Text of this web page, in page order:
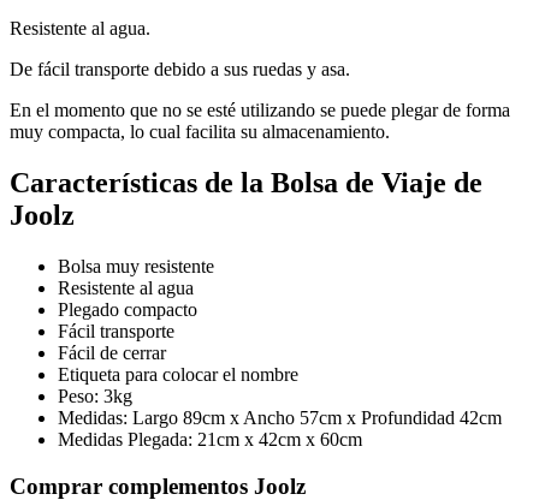
Resistente al agua.
De fácil transporte debido a sus ruedas y asa.
En el momento que no se esté utilizando se puede plegar de forma
muy compacta, lo cual facilita su almacenamiento.
Características de la Bolsa de Viaje de
Joolz
Bolsa muy resistente
Resistente al agua
Plegado compacto
Fácil transporte
Fácil de cerrar
Etiqueta para colocar el nombre
Peso: 3kg
Medidas: Largo 89cm x Ancho 57cm x Profundidad 42cm
Medidas Plegada: 21cm x 42cm x 60cm
Comprar complementos Joolz